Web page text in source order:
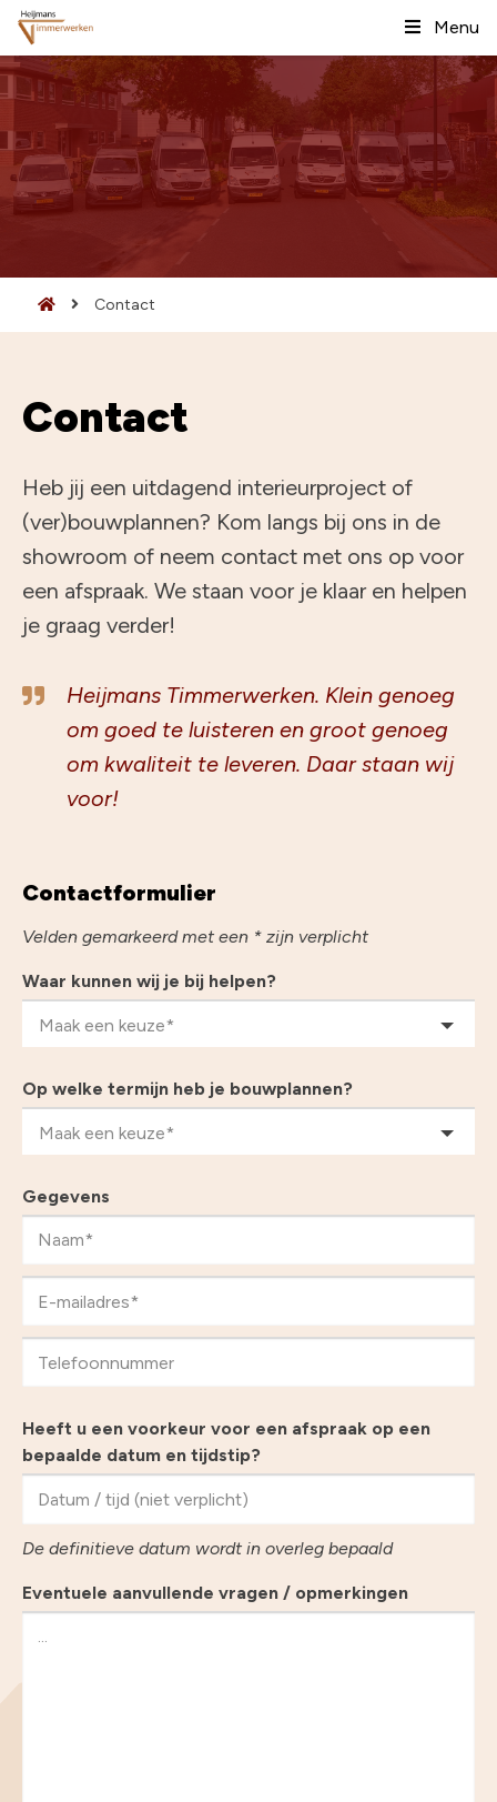
Menu
Contact
Contact
Heb jij een uitdagend interieurproject of
(ver)bouwplannen? Kom langs bij ons in de
showroom of neem contact met ons op voor
een afspraak. We staan voor je klaar en helpen
je graag verder!
Heijmans Timmerwerken. Klein genoeg
om goed te luisteren en groot genoeg
om kwaliteit te leveren. Daar staan wij
voor!
Contactformulier
Velden gemarkeerd met een * zijn verplicht
Waar kunnen wij je bij helpen?
Maak een keuze*
Op welke termijn heb je bouwplannen?
Maak een keuze*
Gegevens
Heeft u een voorkeur voor een afspraak op een
bepaalde datum en tijdstip?
De definitieve datum wordt in overleg bepaald
Eventuele aanvullende vragen / opmerkingen